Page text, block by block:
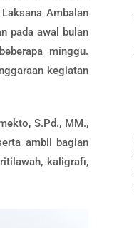
Ambalan
pada awal bulan
minggu.
kegiatan
S.Pd., MM.,
ambil bagian
kaligrafi,